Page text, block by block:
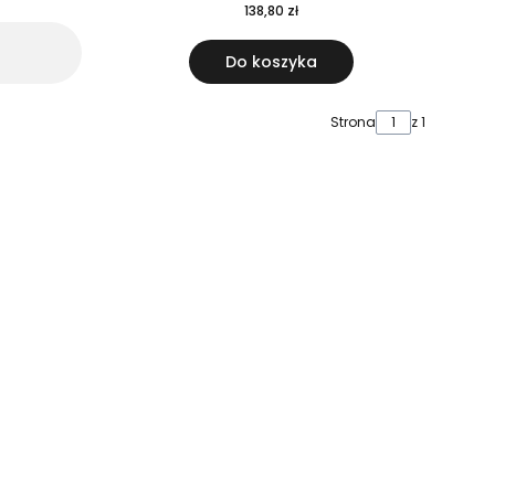
138,80 zł
Do koszyka
Strona z 1